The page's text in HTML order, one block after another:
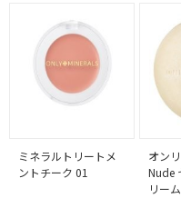
ミネラルトリートメ
ントチーク 01
オン
Nude
リー